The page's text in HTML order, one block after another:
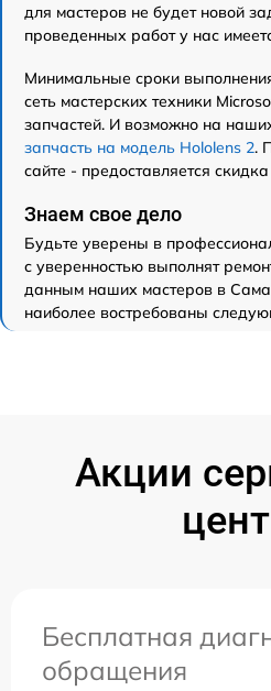
для мастеров не будет новой
проведенных работ у нас
Минимальные сроки
сеть мастерских техники
запчастей. И возможно на
запчасть на модель Hololens 2.
сайте - предоставляется
Знаем свое дело
Будьте уверены в
с уверенностью выполнят
данным наших мастеров в
наиболее востребованы
Акции
Бесплатная
обращения